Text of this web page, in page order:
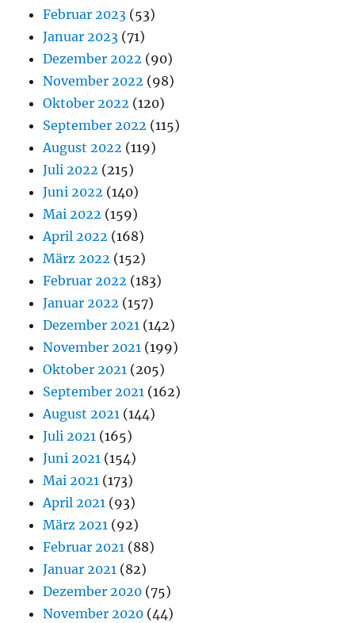
Februar 2023 (53)
Januar 2023 (71)
Dezember 2022 (90)
November 2022 (98)
Oktober 2022 (120)
September 2022 (115)
August 2022 (119)
Juli 2022 (215)
Juni 2022 (140)
Mai 2022 (159)
April 2022 (168)
März 2022 (152)
Februar 2022 (183)
Januar 2022 (157)
Dezember 2021 (142)
November 2021 (199)
Oktober 2021 (205)
September 2021 (162)
August 2021 (144)
Juli 2021 (165)
Juni 2021 (154)
Mai 2021 (173)
April 2021 (93)
März 2021 (92)
Februar 2021 (88)
Januar 2021 (82)
Dezember 2020 (75)
November 2020 (44)